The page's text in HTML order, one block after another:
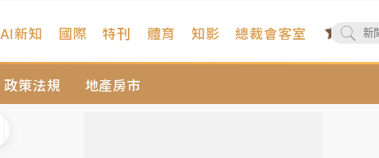
政策法規 地產房市
AI新知 國際 特刊 體育 知影 總裁會客室